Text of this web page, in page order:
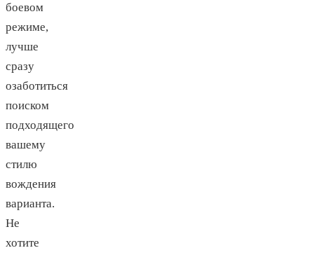
боевом
режиме,
лучше
сразу
озаботиться
поиском
подходящего
вашему
стилю
вождения
варианта.
Не
хотите